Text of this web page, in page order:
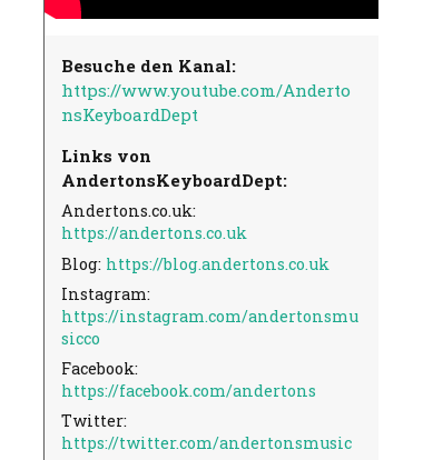
Besuche den Kanal:
https://www.youtube.com/Anderto
nsKeyboardDept
Links von
AndertonsKeyboardDept:
Andertons.co.uk:
https://andertons.co.uk
Blog: https://blog.andertons.co.uk
Instagram:
https://instagram.com/andertonsmu
sicco
Facebook:
https://facebook.com/andertons
Twitter:
https://twitter.com/andertonsmusic